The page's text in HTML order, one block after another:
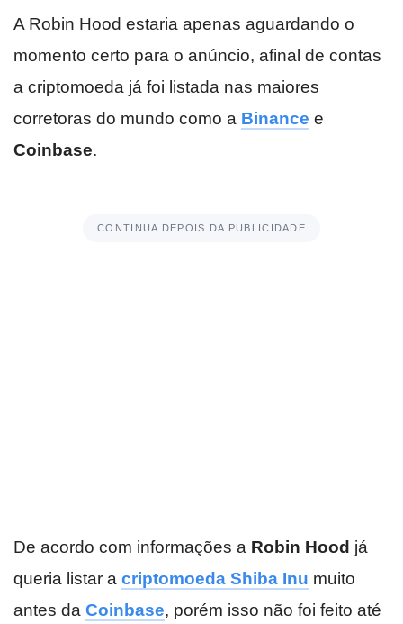
A Robin Hood estaria apenas aguardando o
momento certo para o anúncio, afinal de contas
a criptomoeda já foi listada nas maiores
corretoras do mundo como a Binance e
Coinbase.
CONTINUA DEPOIS DA PUBLICIDADE
De acordo com informações a Robin Hood já
queria listar a criptomoeda Shiba Inu muito
antes da Coinbase, porém isso não foi feito até